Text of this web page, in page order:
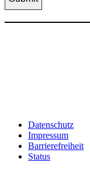
Datenschutz
Impressum
Barrierefreiheit
Status